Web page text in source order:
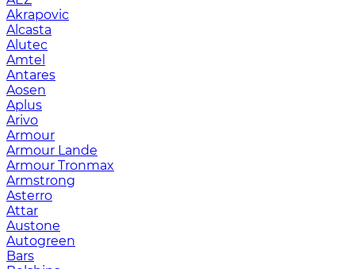
Akrapovic
Alcasta
Alutec
Amtel
Antares
Aosen
Aplus
Arivo
Armour
Armour Lande
Armour Tronmax
Armstrong
Asterro
Attar
Austone
Autogreen
Bars